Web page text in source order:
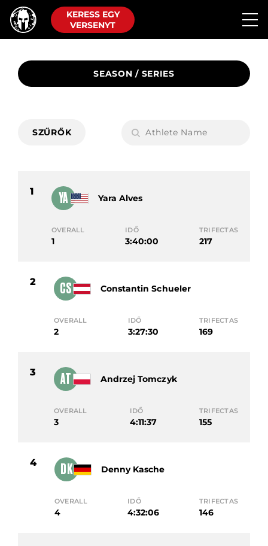
KERESS EGY
VERSENYT
SEASON / SERIES
SZŰRŐK
1 YA Yara Alves
OVERALL
1
IDŐ
3:40:00
TRIFECTAS
217
2 CS Constantin Schueler
OVERALL
2
IDŐ
3:27:30
TRIFECTAS
169
3 AT Andrzej Tomczyk
OVERALL
3
IDŐ
4:11:37
TRIFECTAS
155
4 DK Denny Kasche
OVERALL
4
IDŐ
4:32:06
TRIFECTAS
146